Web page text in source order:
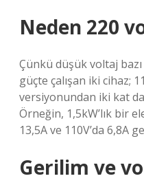
Neden 220
Çünkü düşük voltaj
güçte çalışan iki cihaz;
versiyonundan iki kat
Örneğin, 1,5kW’lık bir
13,5A ve 110V’da 6,8A
Gerilim ve